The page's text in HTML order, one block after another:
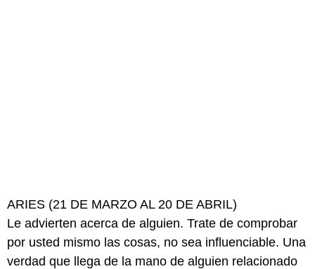
ARIES (21 DE MARZO AL 20 DE ABRIL)
Le advierten acerca de alguien. Trate de comprobar
por usted mismo las cosas, no sea influenciable. Una
verdad que llega de la mano de alguien relacionado